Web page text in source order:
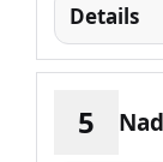
Details
5